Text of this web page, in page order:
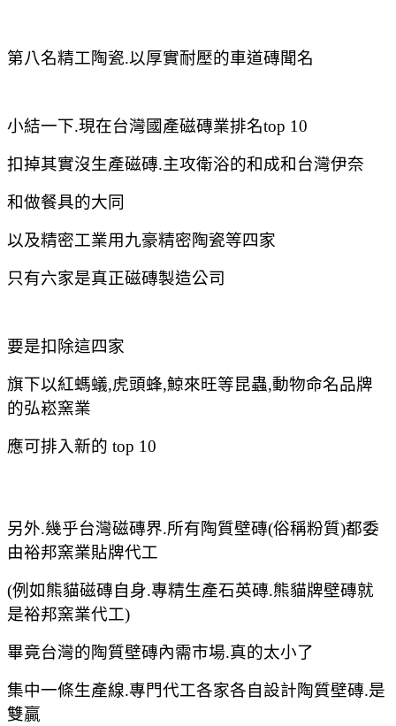
第八名精工陶瓷.以厚實耐壓的車道磚聞名
小結一下.現在台灣國產磁磚業排名top 10
扣掉其實沒生產磁磚.主攻衛浴的和成和台灣伊奈
和做餐具的大同
以及精密工業用九豪精密陶瓷等四家
只有六家是真正磁磚製造公司
要是扣除這四家
旗下以紅螞蟻,虎頭蜂,鯨來旺等昆蟲,動物命名品牌
的弘崧窯業
應可排入新的 top 10
另外.幾乎台灣磁磚界.所有陶質壁磚(俗稱粉質)都委
由裕邦窯業貼牌代工
(例如熊貓磁磚自身.專精生產石英磚.熊貓牌壁磚就
是裕邦窯業代工)
畢竟台灣的陶質壁磚內需市場.真的太小了
集中一條生產線.專門代工各家各自設計陶質壁磚.是
雙贏